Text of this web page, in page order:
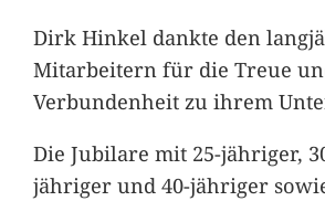
Dirk Hinkel dankte den
Mitarbeitern für die Treue
Verbundenheit zu ihrem
Die Jubilare mit 25-jähriger,
jähriger und 40-jähriger